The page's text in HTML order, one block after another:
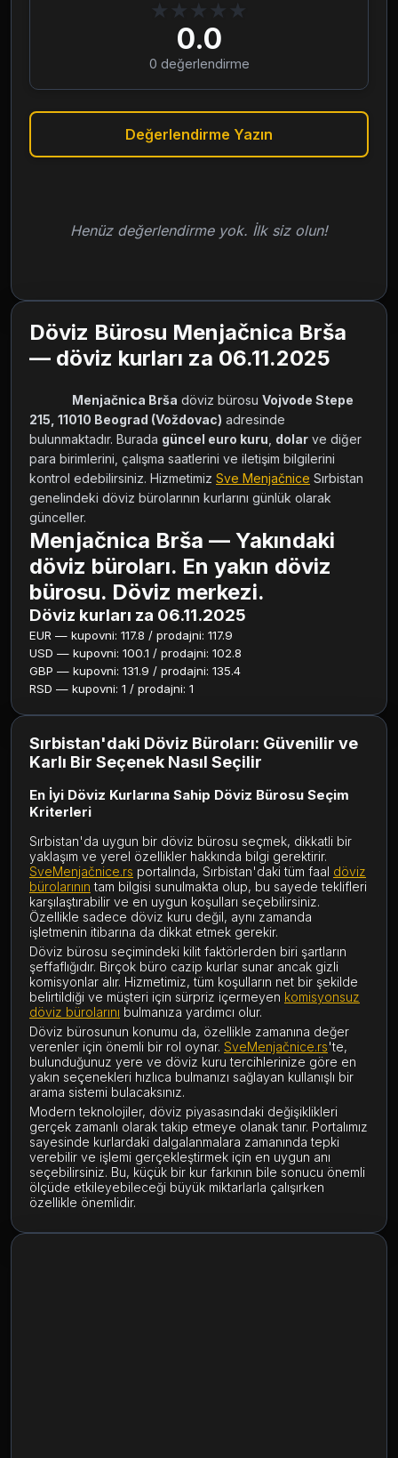
★ ★ ★ ★ ★
0.0
0 değerlendirme
Değerlendirme Yazın
Henüz değerlendirme yok. İlk siz olun!
Döviz Bürosu Menjačnica Brša
— döviz kurları za 06.11.2025
Menjačnica Brša döviz bürosu Vojvode Stepe
215, 11010 Beograd (Voždovac) adresinde
bulunmaktadır. Burada güncel euro kuru dolar ve diğer
para birimlerini, çalışma saatlerini ve iletişim bilgilerini
kontrol edebilirsiniz. Hizmetimiz Sve Menjačnice Sırbistan
genelindeki döviz bürolarının kurlarını günlük olarak
günceller.
Menjačnica Brša — Yakındaki
döviz büroları. En yakın döviz
bürosu. Döviz merkezi.
Döviz kurları za 06.11.2025
EUR — kupovni: 117.8 / prodajni: 117.9
USD — kupovni: 100.1 / prodajni: 102.8
GBP — kupovni: 131.9 / prodajni: 135.4
RSD — kupovni: 1 / prodajni: 1
Sırbistan'daki Döviz Büroları: Güvenilir ve
Karlı Bir Seçenek Nasıl Seçilir
En İyi Döviz Kurlarına Sahip Döviz Bürosu Seçim
Kriterleri
Sırbistan'da uygun bir döviz bürosu seçmek, dikkatli bir
yaklaşım ve yerel özellikler hakkında bilgi gerektirir.
SveMenjačnice.rs portalında, Sırbistan'daki tüm faal döviz
bürolarının tam bilgisi sunulmakta olup, bu sayede teklifleri
karşılaştırabilir ve en uygun koşulları seçebilirsiniz.
Özellikle sadece döviz kuru değil, aynı zamanda
işletmenin itibarına da dikkat etmek gerekir.
Döviz bürosu seçimindeki kilit faktörlerden biri şartların
şeffaflığıdır. Birçok büro cazip kurlar sunar ancak gizli
komisyonlar alır. Hizmetimiz, tüm koşulların net bir şekilde
belirtildiği ve müşteri için sürpriz içermeyen komisyonsuz
döviz bürolarını bulmanıza yardımcı olur.
Döviz bürosunun konumu da, özellikle zamanına değer
verenler için önemli bir rol oynar. SveMenjačnice.rs'te,
bulunduğunuz yere ve döviz kuru tercihlerinize göre en
yakın seçenekleri hızlıca bulmanızı sağlayan kullanışlı bir
arama sistemi bulacaksınız.
Modern teknolojiler, döviz piyasasındaki değişiklikleri
gerçek zamanlı olarak takip etmeye olanak tanır. Portalımız
sayesinde kurlardaki dalgalanmalara zamanında tepki
verebilir ve işlemi gerçekleştirmek için en uygun anı
seçebilirsiniz. Bu, küçük bir kur farkının bile sonucu önemli
ölçüde etkileyebileceği büyük miktarlarla çalışırken
özellikle önemlidir.